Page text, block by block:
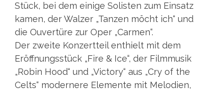
Stück, bei dem einige Solisten zum Einsatz
kamen, der Walzer „Tanzen möcht ich“ und
die Ouvertüre zur Oper „Carmen“.
Der zweite Konzertteil enthielt mit dem
Eröffnungsstück „Fire & Ice“, der Filmmusik
„Robin Hood“ und „Victory“ aus „Cry of the
Celts“ modernere Elemente mit Melodien,